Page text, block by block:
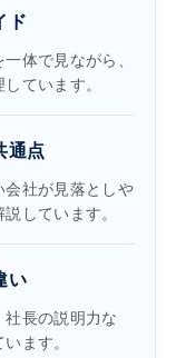
ド
体で見ながら、
ています。
通点
会社が見落としや
しています。
い
長の説明力な
ます。